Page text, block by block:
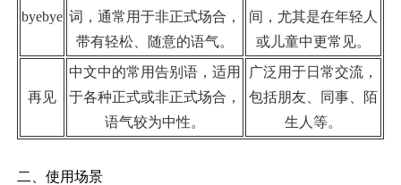
byebye 词，通常用于非正式场合，
带有轻松、随意的语气。
间，尤其是在年轻人
或儿童中更常见。
再见
中文中的常用告别语，适用
于各种正式或非正式场合，
语气较为中性。
广泛用于日常交流，
包括朋友、同事、陌
生人等。
二、使用场景